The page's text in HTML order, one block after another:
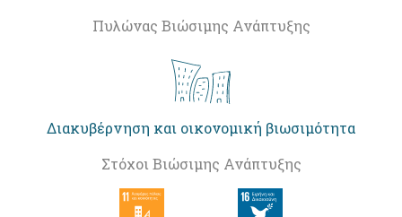
Πυλώνας Βιώσιμης Ανάπτυξης
Διακυβέρνηση και οικονομική βιωσιμότητα
Στόχοι Βιώσιμης Ανάπτυξης